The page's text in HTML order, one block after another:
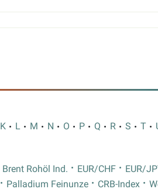
K L M N O P Q R S T
Brent Rohöl Ind. EUR/CHF EUR/
Palladium Feinunze CRB-Index